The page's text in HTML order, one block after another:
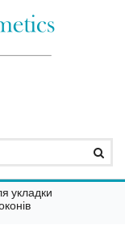
укладки